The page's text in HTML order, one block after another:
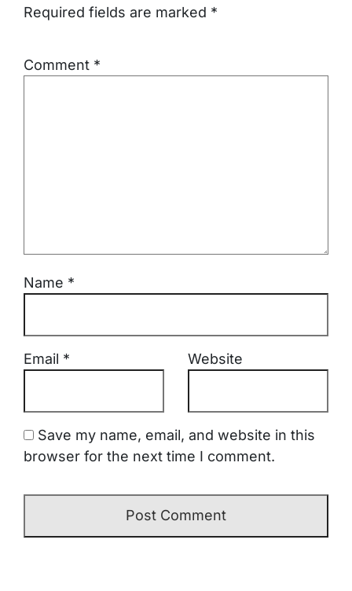
Required fields are marked *
Comment *
Name *
Email * Website
Save my name, email, and website in this
browser for the next time I comment.